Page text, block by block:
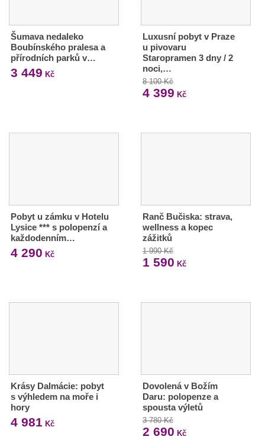
Šumava nedaleko
Boubínského pralesa a
přírodních parků v…
3 449 Kč
Luxusní pobyt v Praze
u pivovaru
Staropramen 3 dny / 2
noci,…
8 100 Kč
4 399 Kč
Pobyt u zámku v Hotelu
Lysice *** s polopenzí a
každodenním…
4 290 Kč
Ranč Bučiska: strava,
wellness a kopec
zážitků
1 990 Kč
1 590 Kč
Krásy Dalmácie: pobyt
s výhledem na moře i
hory
4 981 Kč
Dovolená v Božím
Daru: polopenze a
spousta výletů
3 780 Kč
2 690 Kč